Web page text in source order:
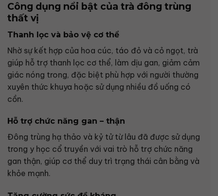
Công dụng nổi bật của trà đông trùng
thất vị
Thanh lọc và bảo vệ cơ thể
Nhờ sự kết hợp của hoa cúc, táo đỏ và cỏ ngọt, trà
giúp hỗ trợ thanh lọc cơ thể, làm dịu gan, giảm cảm
giác nóng trong, đặc biệt phù hợp với người thường
xuyên thức khuya hoặc sử dụng nhiều đồ uống có
cồn.
Hỗ trợ chức năng gan – thận
Đông trùng hạ thảo và kỷ tử từ lâu đã được sử dụng
trong y học cổ truyền với vai trò hỗ trợ chức năng
gan thận, giúp cơ thể duy trì trạng thái cân bằng và
khỏe mạnh.